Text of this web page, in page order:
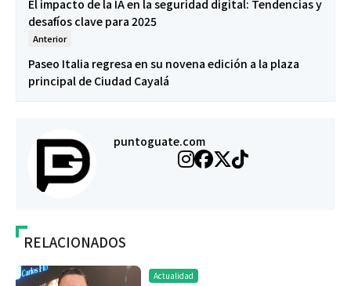
El impacto de la IA en la seguridad digital: Tendencias y
desafíos clave para 2025
Anterior
Paseo Italia regresa en su novena edición a la plaza
principal de Ciudad Cayalá
puntoguate.com
RELACIONADOS
Actualidad